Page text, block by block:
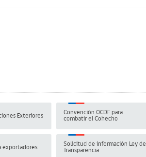
Exteriores
Convención OCDE para
combatir el Cohecho
exportadores
Solicitud de información Ley de
Transparencia